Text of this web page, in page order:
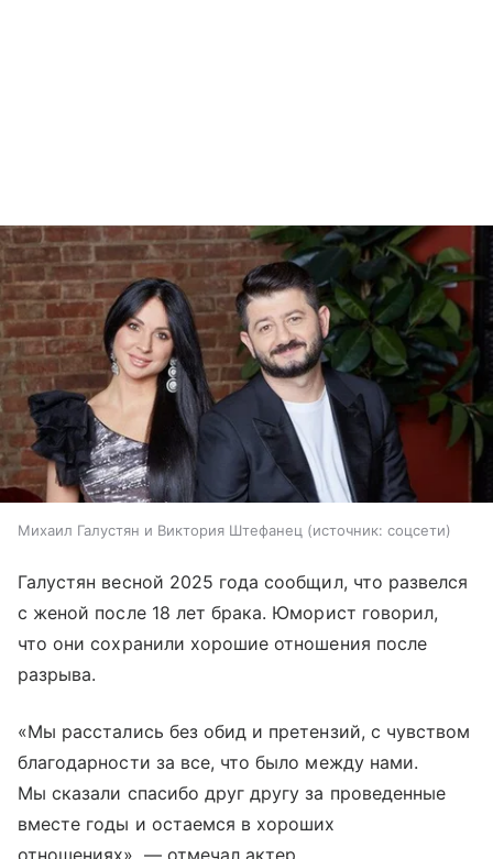
Михаил Галустян и Виктория Штефанец источник: соцсети
Галустян весной 2025 года сообщил, что развелся
с женой после 18 лет брака. Юморист говорил,
что они сохранили хорошие отношения после
разрыва.
«Мы расстались без обид и претензий, с чувством
благодарности за все, что было между нами.
Мы сказали спасибо друг другу за проведенные
вместе годы и остаемся в хороших